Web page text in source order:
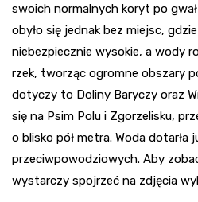
swoich normalnych koryt po
obyło się jednak bez miejsc,
niebezpiecznie wysokie, a wody
rzek, tworząc ogromne obszary
dotyczy to Doliny Baryczy oraz
się na Psim Polu i Zgorzelisku,
o blisko pół metra. Woda dotarła
przeciwpowodziowych. Aby
wystarczy spojrzeć na zdjęcia